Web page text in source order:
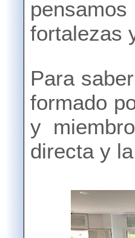
fortalezas
Para
formado
y
directa y